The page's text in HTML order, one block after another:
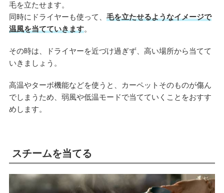
毛を立たせます。
同時にドライヤーも使って、 毛を立たせるようなイメージで
温風を当てていきます。
その時は、ドライヤーを近づけ過ぎず、高い場所から当てて
いきましょう。
高温やターボ機能などを使うと、カーペットそのものが傷ん
でしまうため、弱風や低温モードで当てていくことをおすす
めします。
スチームを当てる